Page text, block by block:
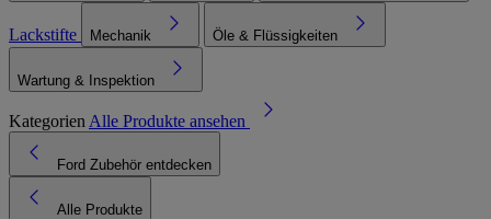
Lackstifte Mechanik Öle & Flüssigkeiten
Wartung & Inspektion
Kategorien Alle Produkte ansehen
Ford Zubehör entdecken
Alle Produkte